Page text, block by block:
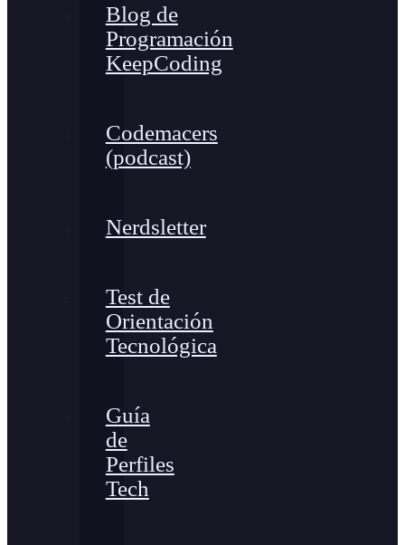
Blog de
Programación
KeepCoding
Codemacers
(podcast)
Nerdsletter
Test de
Orientación
Tecnológica
Guía
de
Perfiles
Tech